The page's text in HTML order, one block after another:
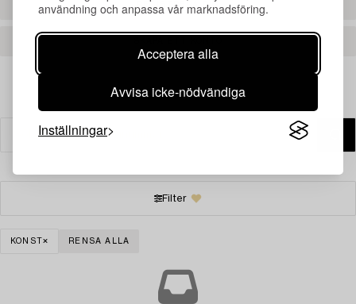
användning och anpassa vår marknadsföring.
Acceptera alla
Avvisa icke-nödvändiga
Inställningar
REGISTRERA DIG
Filter
KONST RENSA ALLA